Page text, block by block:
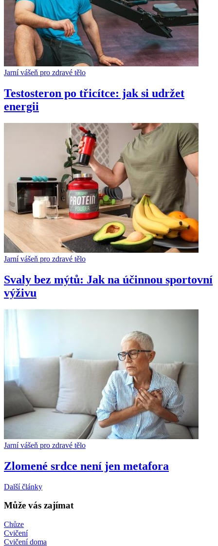
Jarní vášeň pro zdravé tělo
Testosteron po třicítce: jak si udržet
energii
Jarní vášeň pro zdravé tělo
Svaly bez mýtů: Jak na účinnou sportovní
výživu
Jarní vášeň pro zdravé tělo
Zlomené srdce není jen metafora
Další články
Může vás zajímat
Chůze
Cvičení
Cvičení doma